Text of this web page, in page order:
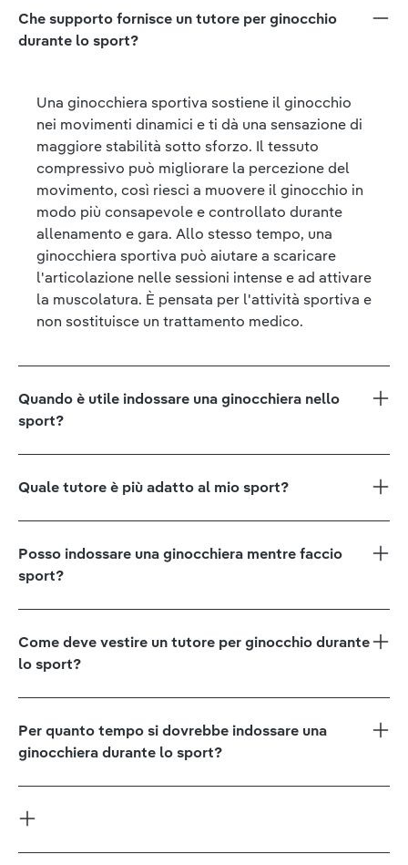
Che supporto fornisce un tutore per ginocchio
durante lo sport?
Una ginocchiera sportiva sostiene il ginocchio
nei movimenti dinamici e ti dà una sensazione di
maggiore stabilità sotto sforzo. Il tessuto
compressivo può migliorare la percezione del
movimento, così riesci a muovere il ginocchio in
modo più consapevole e controllato durante
allenamento e gara. Allo stesso tempo, una
ginocchiera sportiva può aiutare a scaricare
l'articolazione nelle sessioni intense e ad attivare
la muscolatura. È pensata per l'attività sportiva e
non sostituisce un trattamento medico.
Quando è utile indossare una ginocchiera nello
sport?
Quale tutore è più adatto al mio sport?
Posso indossare una ginocchiera mentre faccio
sport?
Come deve vestire un tutore per ginocchio durante
lo sport?
Per quanto tempo si dovrebbe indossare una
ginocchiera durante lo sport?